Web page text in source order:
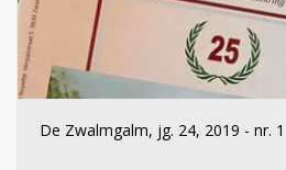
De Zwalmgalm, jg. 24, 2019 - nr. 1